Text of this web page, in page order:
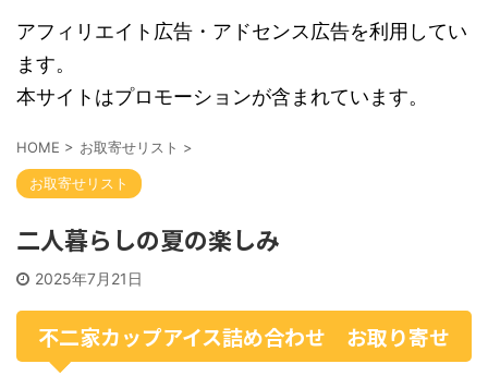
アフィリエイト広告・アドセンス広告を利用してい
ます。
本サイトはプロモーションが含まれています。
HOME > お取寄せリスト >
お取寄せリスト
二人暮らしの夏の楽しみ
2025年7月21日
不二家カップアイス詰め合わせ お取り寄せ